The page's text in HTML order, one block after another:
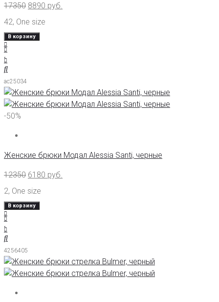
17350 8890 руб.
42, One size
В корзину
ас25034
-50%
Женские брюки Модал Alessia Santi, черные
12350 6180 руб.
2, One size
В корзину
4256405